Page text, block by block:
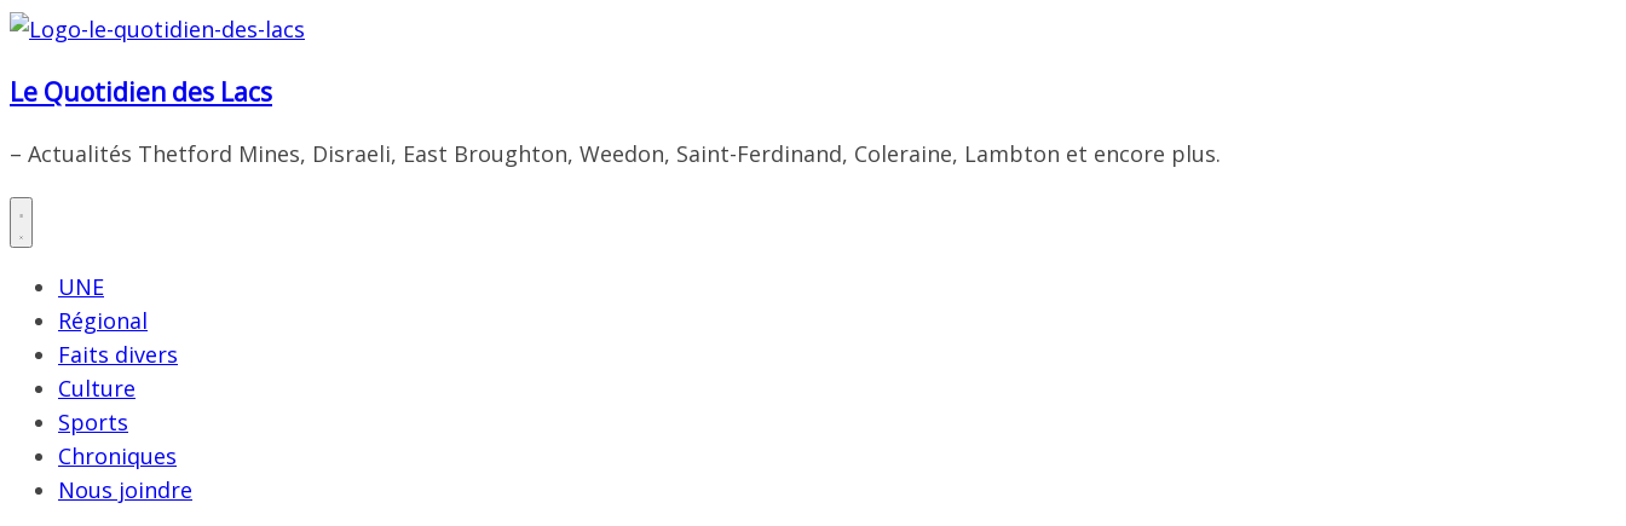
Le Quotidien des Lacs
– Actualités Thetford Mines, Disraeli, East Broughton, Weedon, Saint-Ferdinand, Coleraine, Lambton et encore plus.
UNE
Régional
Faits divers
Culture
Sports
Chroniques
Nous joindre